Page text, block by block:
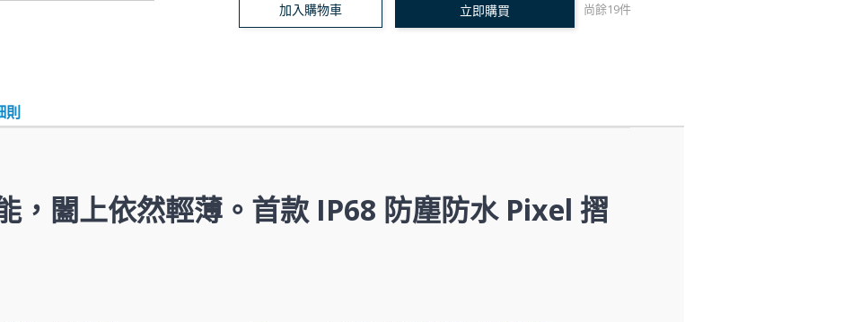
加入購物車 立即購買 尚餘19件
，闔上依然輕薄。首款 IP68 防塵防水 Pixel 摺